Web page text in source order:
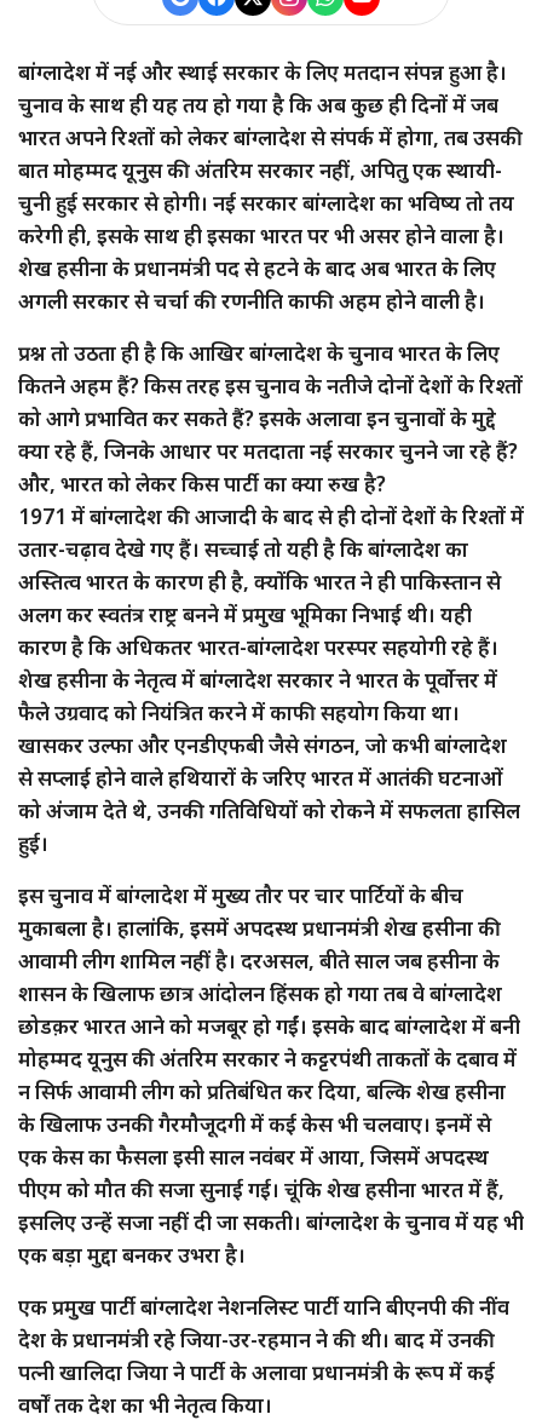
बांग्लादेश में नई और स्थाई सरकार के लिए मतदान संपन्न हुआ है।
चुनाव के साथ ही यह तय हो गया है कि अब कुछ ही दिनों में जब
भारत अपने रिश्तों को लेकर बांग्लादेश से संपर्क में होगा, तब उसकी
बात मोहम्मद यूनुस की अंतरिम सरकार नहीं, अपितु एक स्थायी-
चुनी हुई सरकार से होगी। नई सरकार बांग्लादेश का भविष्य तो तय
करेगी ही, इसके साथ ही इसका भारत पर भी असर होने वाला है।
शेख हसीना के प्रधानमंत्री पद से हटने के बाद अब भारत के लिए
अगली सरकार से चर्चा की रणनीति काफी अहम होने वाली है।
प्रश्न तो उठता ही है कि आखिर बांग्लादेश के चुनाव भारत के लिए
कितने अहम हैं? किस तरह इस चुनाव के नतीजे दोनों देशों के रिश्तों
को आगे प्रभावित कर सकते हैं? इसके अलावा इन चुनावों के मुद्दे
क्या रहे हैं, जिनके आधार पर मतदाता नई सरकार चुनने जा रहे हैं?
और, भारत को लेकर किस पार्टी का क्या रुख है?
1971 में बांग्लादेश की आजादी के बाद से ही दोनों देशों के रिश्तों में
उतार-चढ़ाव देखे गए हैं। सच्चाई तो यही है कि बांग्लादेश का
अस्तित्व भारत के कारण ही है, क्योंकि भारत ने ही पाकिस्तान से
अलग कर स्वतंत्र राष्ट्र बनने में प्रमुख भूमिका निभाई थी। यही
कारण है कि अधिकतर भारत-बांग्लादेश परस्पर सहयोगी रहे हैं।
शेख हसीना के नेतृत्व में बांग्लादेश सरकार ने भारत के पूर्वोत्तर में
फैले उग्रवाद को नियंत्रित करने में काफी सहयोग किया था।
खासकर उल्फा और एनडीएफबी जैसे संगठन, जो कभी बांग्लादेश
से सप्लाई होने वाले हथियारों के जरिए भारत में आतंकी घटनाओं
को अंजाम देते थे, उनकी गतिविधियों को रोकने में सफलता हासिल
हुई।
इस चुनाव में बांग्लादेश में मुख्य तौर पर चार पार्टियों के बीच
मुकाबला है। हालांकि, इसमें अपदस्थ प्रधानमंत्री शेख हसीना की
आवामी लीग शामिल नहीं है। दरअसल, बीते साल जब हसीना के
शासन के खिलाफ छात्र आंदोलन हिंसक हो गया तब वे बांग्लादेश
छोडक़र भारत आने को मजबूर हो गईं। इसके बाद बांग्लादेश में बनी
मोहम्मद यूनुस की अंतरिम सरकार ने कट्टरपंथी ताकतों के दबाव में
न सिर्फ आवामी लीग को प्रतिबंधित कर दिया, बल्कि शेख हसीना
के खिलाफ उनकी गैरमौजूदगी में कई केस भी चलवाए। इनमें से
एक केस का फैसला इसी साल नवंबर में आया, जिसमें अपदस्थ
पीएम को मौत की सजा सुनाई गई। चूंकि शेख हसीना भारत में हैं,
इसलिए उन्हें सजा नहीं दी जा सकती। बांग्लादेश के चुनाव में यह भी
एक बड़ा मुद्दा बनकर उभरा है।
एक प्रमुख पार्टी बांग्लादेश नेशनलिस्ट पार्टी यानि बीएनपी की नींव
देश के प्रधानमंत्री रहे जिया-उर-रहमान ने की थी। बाद में उनकी
पत्नी खालिदा जिया ने पार्टी के अलावा प्रधानमंत्री के रूप में कई
वर्षों तक देश का भी नेतृत्व किया।